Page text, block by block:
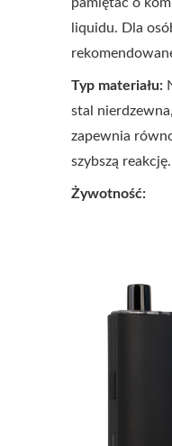
liquidu. Dla
Typ materiału:
stal
zapewnia
szybszą reakcję.
Żywotność: